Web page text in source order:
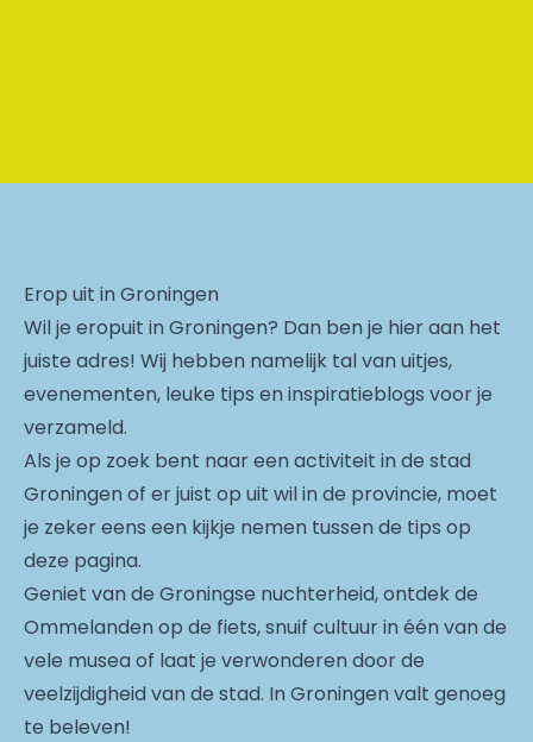
Erop uit in Groningen
Wil je eropuit in Groningen? Dan ben je hier aan het
juiste adres! Wij hebben namelijk tal van uitjes,
evenementen, leuke tips en inspiratieblogs voor je
verzameld.
Als je op zoek bent naar een activiteit in de stad
Groningen of er juist op uit wil in de provincie, moet
je zeker eens een kijkje nemen tussen de tips op
deze pagina.
Geniet van de Groningse nuchterheid, ontdek de
Ommelanden op de fiets, snuif cultuur in één van de
vele musea of laat je verwonderen door de
veelzijdigheid van de stad. In Groningen valt genoeg
te beleven!